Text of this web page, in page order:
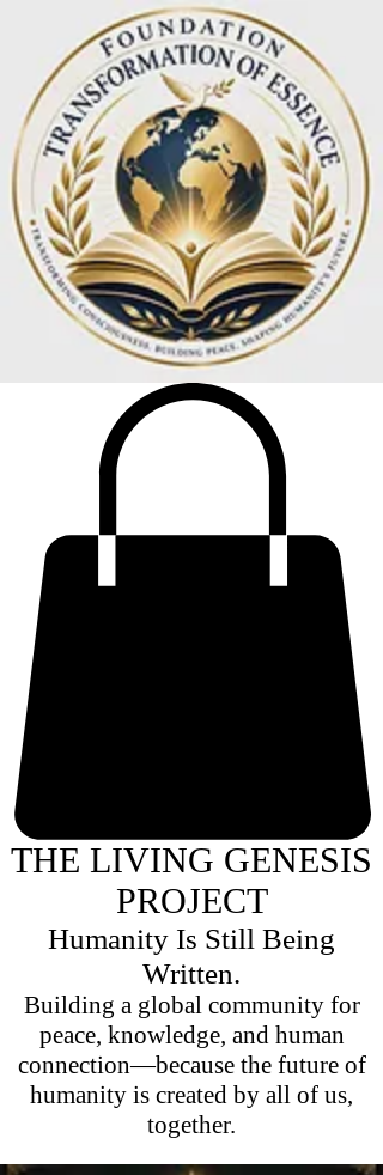
THE LIVING GENESIS
PROJECT
Humanity Is Still Being
Written.
Building a global community for
peace, knowledge, and human
connection—because the future of
humanity is created by all of us,
together.